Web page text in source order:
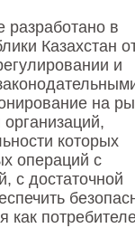
разработано в
Казахстан
и
на
которых
операций с
с достаточной
как